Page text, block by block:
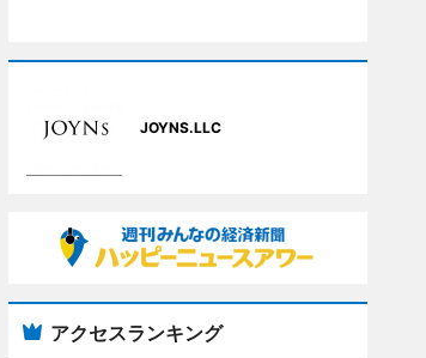
JOYNS.LLC
アクセスランキング